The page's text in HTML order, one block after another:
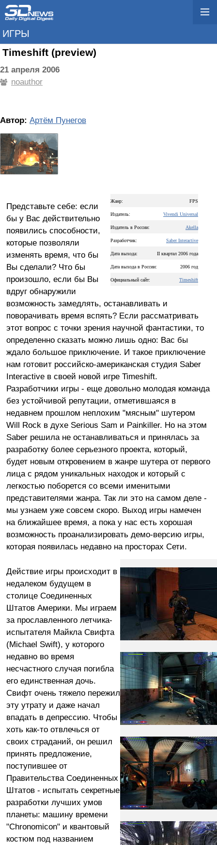
ИГРЫ
Timeshift (preview)
21 апреля 2006
noauthor
Автор: Артём Пунегов
Жанр: FPS
Издатель: Vivendi Universal
Издатель в России: Akella
Разработчик: Saber Interactive
Дата выхода: II квартал 2006 года
Дата выхода в России: 2006 год
Официальный сайт: Timeshift
Представьте себе: если
бы у Вас действительно
появились способности,
которые позволяли
изменять время, что бы
Вы сделали? Что бы
произошло, если бы Вы
вдруг обнаружили
возможность замедлять, останавливать и
поворачивать время вспять? Если рассматривать
этот вопрос с точки зрения научной фантастики, то
определенно сказать можно лишь одно: Вас бы
ждало большое приключение. И такое приключение
нам готовит российско-американская студия Saber
Interactive в своей новой игре Timeshift.
Разработчики игры - еще довольно молодая команда
без устойчивой репутации, отметившаяся в
недавнем прошлом неплохим "мясным" шутером
Will Rock в духе Serious Sam и Painkiller. Но на этом
Saber решила не останавливаться и принялась за
разработку более серьезного проекта, который,
будет новым откровением в жанре шутера от первого
лица с рядом уникальных находок и который с
легкостью поборется со всеми именитыми
представителями жанра. Так ли это на самом деле -
мы узнаем уже совсем скоро. Выход игры намечен
на ближайшее время, а пока у нас есть хорошая
возможность проанализировать демо-версию игры,
которая появилась недавно на просторах Сети.
Действие игры происходит в
недалеком будущем в
столице Соединенных
Штатов Америки. Мы играем
за прославленного летчика-
испытателя Майкла Свифта
(Michael Swift), у которого
недавно во время
несчастного случая погибла
его единственная дочь.
Свифт очень тяжело пережил
эту утрату и даже начал
впадать в депрессию. Чтобы
хоть как-то отвлечься от
своих страданий, он решил
принять предложение,
поступившее от
Правительства Соединенных
Штатов - испытать секретные
разработки лучших умов
планеты: машину времени
"Chronomicon" и квантовый
костюм под названием